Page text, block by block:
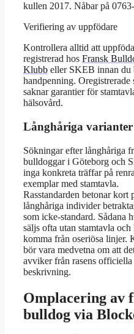
kullen 2017. Nåbar på
Verifiering av uppfödare
Kontrollera alltid att
registrerad hos Fransk
Klubb eller SKEB innan du
handpenning. Oregistrerade
saknar garantier för
hälsovård.
Långhåriga varianter
Sökningar efter långhåriga
bulldoggar i Göteborg och
inga konkreta träffar på
exemplar med stamtavla.
Rasstandarden betonar kort
långhåriga individer
som icke-standard. Sådana
säljs ofta utan stamtavla och
komma från oseriösa linjer.
bör vara medvetna om att
avviker från rasens officiella
beskrivning.
Omplacering av
bulldog via